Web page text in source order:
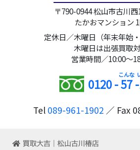
〒790-0944 松山市古川
たかおマンション
定休日／木曜日（年末年始・
木曜日は出張買取
営業時間／10:00～
0120 -57-
Tel 089-961-1902 ／ Fax
買取大吉｜松山古川椿店